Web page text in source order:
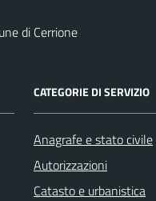
di Cerrione
CATEGORIE DI SERVIZIO
Anagrafe e stato civile
Autorizzazioni
Catasto e urbanistica